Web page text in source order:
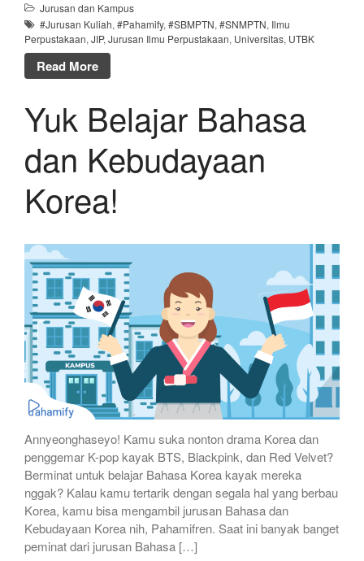
Jurusan dan Kampus
#Jurusan Kuliah, #Pahamify, #SBMPTN, #SNMPTN, Ilmu
Perpustakaan, JIP, Jurusan Ilmu Perpustakaan, Universitas, UTBK
Read More
Yuk Belajar Bahasa
dan Kebudayaan
Korea!
Annyeonghaseyo! Kamu suka nonton drama Korea dan
penggemar K-pop kayak BTS, Blackpink, dan Red Velvet?
Berminat untuk belajar Bahasa Korea kayak mereka
nggak? Kalau kamu tertarik dengan segala hal yang berbau
Korea, kamu bisa mengambil jurusan Bahasa dan
Kebudayaan Korea nih, Pahamifren. Saat ini banyak banget
peminat dari jurusan Bahasa […]